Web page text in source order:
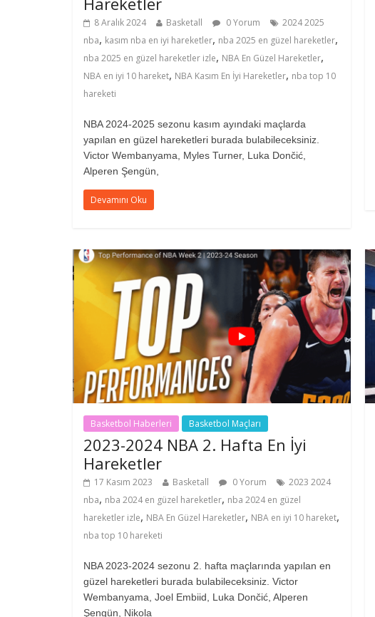
8 Aralık 2024 Basketall 0 Yorum
2024 2025
nba, kasım nba en iyi hareketler, nba 2025 en güzel hareketler,
nba 2025 en güzel hareketler izle, NBA En Güzel Hareketler,
NBA en iyi 10 hareket, NBA Kasım En İyi Hareketler, nba top 10
hareketi
NBA 2024-2025 sezonu kasım ayındaki maçlarda
yapılan en güzel hareketleri burada bulabileceksiniz.
Victor Wembanyama, Myles Turner, Luka Dončić,
Alperen Şengün,
Devamını Oku
Basketbol Haberleri Basketbol Maçları
2023-2024 NBA 2. Hafta En İyi
Hareketler
17 Kasım 2023 Basketall 0 Yorum
2023 2024
nba, nba 2024 en güzel hareketler, nba 2024 en güzel
hareketler izle, NBA En Güzel Hareketler, NBA en iyi 10 hareket,
nba top 10 hareketi
NBA 2023-2024 sezonu 2. hafta maçlarında yapılan en
güzel hareketleri burada bulabileceksiniz. Victor
Wembanyama, Joel Embiid, Luka Dončić, Alperen
Şengün, Nikola